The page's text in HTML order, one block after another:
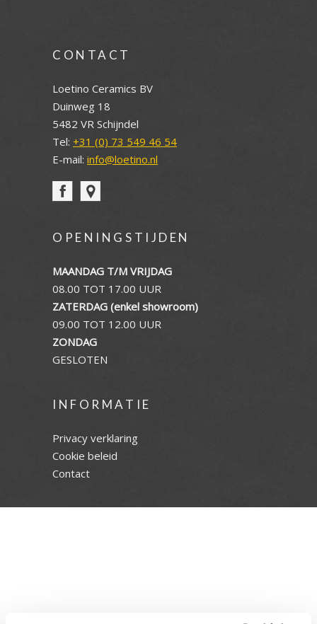
CONTACT
Loetino Ceramics BV
Duinweg 18
5482 VR Schijndel
Tel: +31 (0) 73 549 46 54
E-mail: info@loetino.nl
OPENINGSTIJDEN
MAANDAG T/M VRIJDAG
08.00 TOT 17.00 UUR
ZATERDAG (enkel showroom)
09.00 TOT 12.00 UUR
ZONDAG
GESLOTEN
INFORMATIE
Privacy verklaring
Cookie beleid
Contact